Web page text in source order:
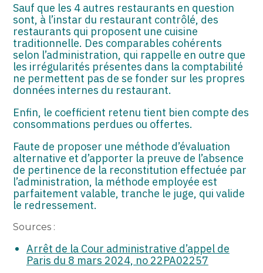
Sauf que les 4 autres restaurants en question
sont, à l’instar du restaurant contrôlé, des
restaurants qui proposent une cuisine
traditionnelle. Des comparables cohérents
selon l’administration, qui rappelle en outre que
les irrégularités présentes dans la comptabilité
ne permettent pas de se fonder sur les propres
données internes du restaurant.
Enfin, le coefficient retenu tient bien compte des
consommations perdues ou offertes.
Faute de proposer une méthode d’évaluation
alternative et d’apporter la preuve de l’absence
de pertinence de la reconstitution effectuée par
l’administration, la méthode employée est
parfaitement valable, tranche le juge, qui valide
le redressement.
Sources :
Arrêt de la Cour administrative d’appel de
Paris du 8 mars 2024, no 22PA02257